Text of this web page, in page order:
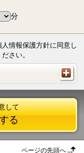
分
情報保護方針に同意し
さい。
して
る
ページの先頭へ